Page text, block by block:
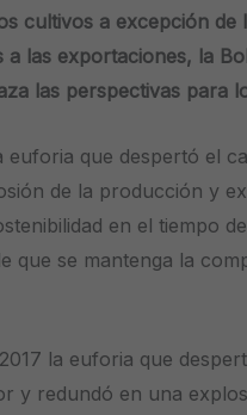
cultivos a excepción de
a las exportaciones, la
las perspectivas para
euforia que despertó el
de la producción y
en el tiempo
que se mantenga la
la euforia que
y redundó en una